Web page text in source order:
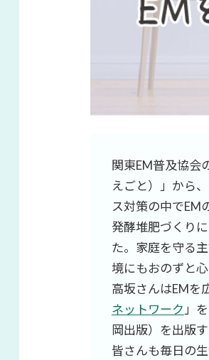
関東EM普及協会
えごと）」から
ス対策の中でEM
発酵堆肥づくり
た。家庭を守る
境にもおのずと
高坂さんはEMを
ネットワーク」
岡出版）を出版
皆さんも毎日の